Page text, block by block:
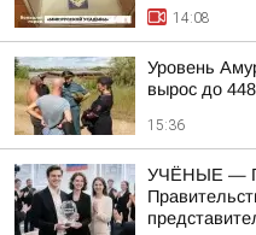
14:08
Уровень
вырос до
15:36
УЧЁНЫЕ —